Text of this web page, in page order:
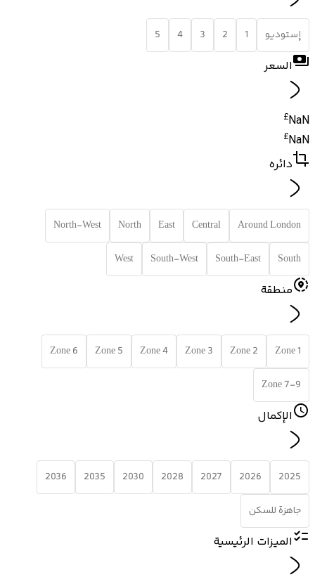
إستوديو 1
2
3
4
5
السعر
NaN
£
NaN
£
دائره
Around London
Central
East
North
North-West
South
South-East
South-West
West
منطقة
Zone 1
Zone 2
Zone 3
Zone 4
Zone 5
Zone 6
Zone 7-9
الإكمال
2025
2026
2027
2028
2030
2035
2036
جاهزة للسكن
الميزات الرئيسية